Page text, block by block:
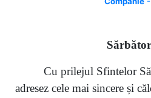
S
Cu prilejul Sfintelor
adresez cele mai sincere și